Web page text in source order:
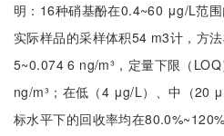
明：16种硝基酚在0.4~60 μg/L范
实际样品的采样体积54 m3计，方
5~0.074 6 ng/m³，定量下限（
ng/m³；在低（4 μg/L）、中（20
标水平下的回收率均在